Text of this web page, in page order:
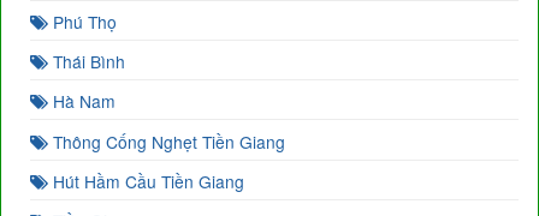
Phú Thọ
Thái Bình
Hà Nam
Thông Cống Nghẹt Tiền Giang
Hút Hầm Cầu Tiền Giang